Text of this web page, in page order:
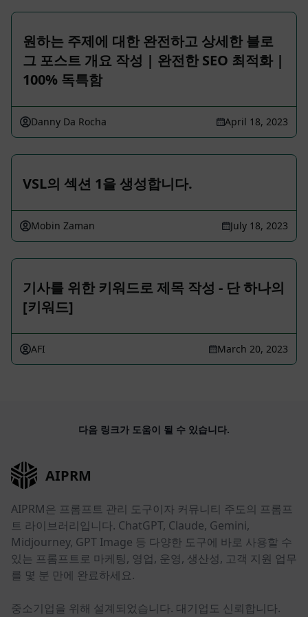
원하는 주제에 대한 완전하고 상세한 블로
그 포스트 개요 작성 | 완전한 SEO 최적화 |
100% 독특함
Danny Da Rocha April 18, 2023
VSL의 섹션 1을 생성합니다.
Mobin Zaman July 18, 2023
기사를 위한 키워드로 제목 작성 - 단 하나의
[키워드]
AFI March 20, 2023
다음 링크가 도움이 될 수 있습니다.
AIPRM
AIPRM은 프롬프트 관리 도구이자 커뮤니티 주도의 프롬프
트 라이브러리입니다. ChatGPT, Claude, Gemini,
Midjourney, GPT Image 등 다양한 도구에 바로 사용할 수
있는 프롬프트로 마케팅, 영업, 운영, 생산성, 고객 지원 업무
를 몇 분 만에 완료하세요.
중소기업을 위해 설계되었습니다. 대기업도 신뢰합니다.